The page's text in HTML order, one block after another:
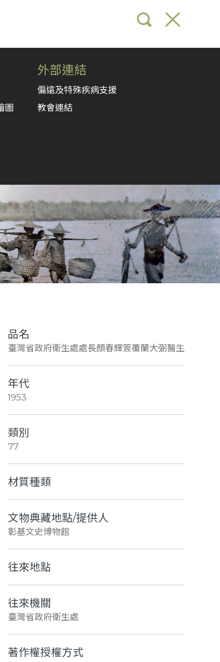
圖
外部連結
偏遠及特殊疾病支援
教會連結
品名
臺灣省政府衛生處處長顏春輝簽覆蘭大弼醫生
年代
1953
類別
77
材質種類
文物典藏地點/提供人
彰基文史博物館
往來地點
往來機關
臺灣省政府衛生處
著作權授權方式